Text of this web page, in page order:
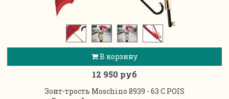
В корзину
12 950 руб
Зонт-трость Moschino 8939 - 63 C POIS